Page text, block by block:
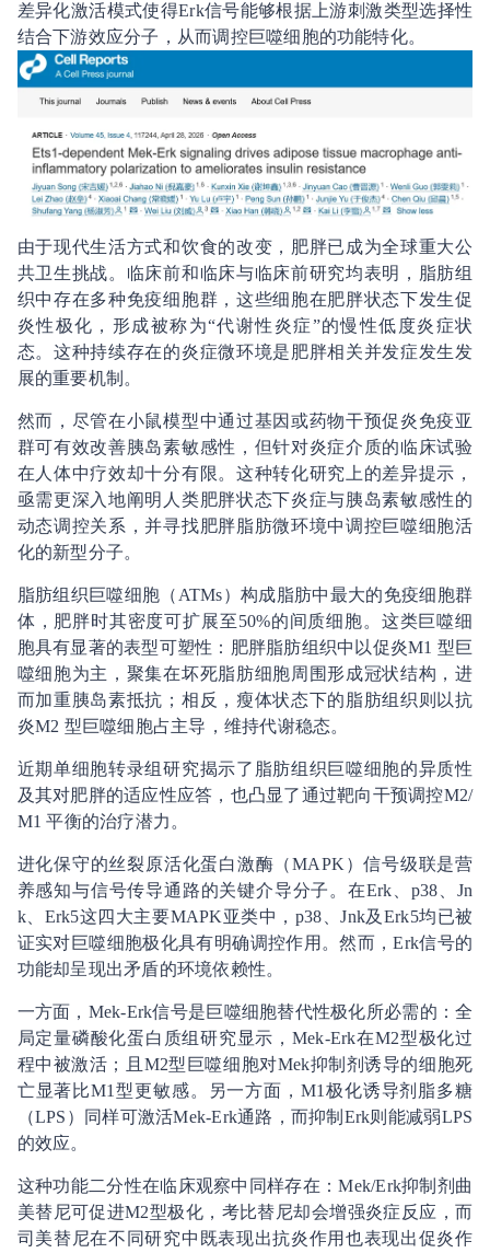
差异化激活模式使得Erk信号能够根据上游刺激类型选择性
结合下游效应分子，从而调控巨噬细胞的功能特化。
由于现代生活方式和饮食的改变，肥胖已成为全球重大公
共卫生挑战。临床前和临床与临床前研究均表明，脂肪组
织中存在多种免疫细胞群，这些细胞在肥胖状态下发生促
炎性极化，形成被称为“代谢性炎症”的慢性低度炎症状
态。这种持续存在的炎症微环境是肥胖相关并发症发生发
展的重要机制。
然而，尽管在小鼠模型中通过基因或药物干预促炎免疫亚
群可有效改善胰岛素敏感性，但针对炎症介质的临床试验
在人体中疗效却十分有限。这种转化研究上的差异提示，
亟需更深入地阐明人类肥胖状态下炎症与胰岛素敏感性的
动态调控关系，并寻找肥胖脂肪微环境中调控巨噬细胞活
化的新型分子。
脂肪组织巨噬细胞（ATMs）构成脂肪中最大的免疫细胞群
体，肥胖时其密度可扩展至50%的间质细胞。这类巨噬细
胞具有显著的表型可塑性：肥胖脂肪组织中以促炎M1 型巨
噬细胞为主，聚集在坏死脂肪细胞周围形成冠状结构，进
而加重胰岛素抵抗；相反，瘦体状态下的脂肪组织则以抗
炎M2 型巨噬细胞占主导，维持代谢稳态。
近期单细胞转录组研究揭示了脂肪组织巨噬细胞的异质性
及其对肥胖的适应性应答，也凸显了通过靶向干预调控M2/
M1 平衡的治疗潜力。
进化保守的丝裂原活化蛋白激酶（MAPK）信号级联是营
养感知与信号传导通路的关键介导分子。在Erk、p38、Jn
k、Erk5这四大主要MAPK亚类中，p38、Jnk及Erk5均已被
证实对巨噬细胞极化具有明确调控作用。然而，Erk信号的
功能却呈现出矛盾的环境依赖性。
一方面，Mek-Erk信号是巨噬细胞替代性极化所必需的：全
局定量磷酸化蛋白质组研究显示，Mek-Erk在M2型极化过
程中被激活；且M2型巨噬细胞对Mek抑制剂诱导的细胞死
亡显著比M1型更敏感。另一方面，M1极化诱导剂脂多糖
（LPS）同样可激活Mek-Erk通路，而抑制Erk则能减弱LPS
的效应。
这种功能二分性在临床观察中同样存在：Mek/Erk抑制剂曲
美替尼可促进M2型极化，考比替尼却会增强炎症反应，而
司美替尼在不同研究中既表现出抗炎作用也表现出促炎作